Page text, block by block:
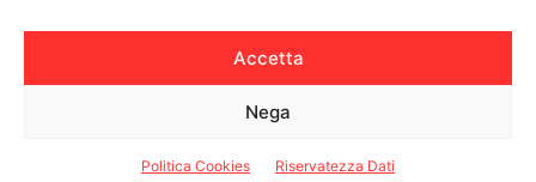
Accetta
Nega
Politica Cookies Riservatezza Dati
Riservatezza Dati-Politica Cookies-Disclaimer